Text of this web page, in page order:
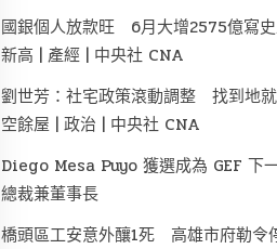
國銀個人放款旺 6月大增2575億寫
新高 | 產經 | 中央社 CNA
劉世芳：社宅政策滾動調整 找到地
空餘屋 | 政治 | 中央社 CNA
Diego Mesa Puyo 獲選成為 GEF 下
總裁兼董事長
橋頭區工安意外釀1死 高雄市府勒令